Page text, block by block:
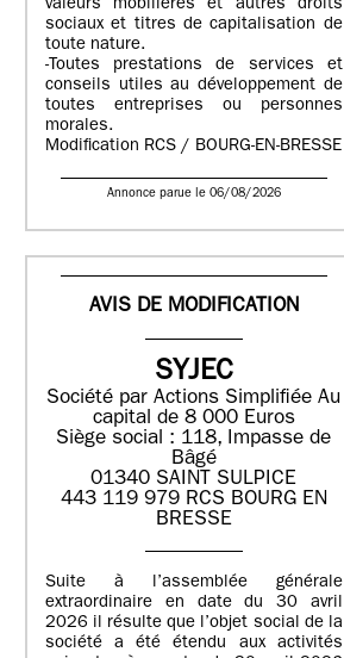
valeurs mobilières et autres droits
sociaux et titres de capitalisation de
toute nature.
-Toutes prestations de services et
conseils utiles au développement de
toutes entreprises ou personnes
morales.
Modification RCS / BOURG-EN-BRESSE
Annonce parue le 06/08/2026
AVIS DE MODIFICATION
SYJEC
Société par Actions SimplifiéeAu
capital de 8 000 Euros
Siège social : 118, Impasse de
Bâgé
01340 SAINT SULPICE
443 119 979 RCS BOURG EN
BRESSE
Suite à l’assemblée générale
extraordinaire en date du 30 avril
2026 il résulte que l’objet social de la
société a été étendu aux activités